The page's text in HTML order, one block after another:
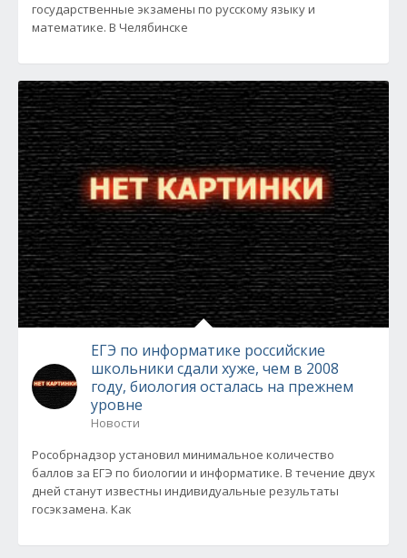
государственные экзамены по русскому языку и
математике. В Челябинске
ЕГЭ по информатике российские
школьники сдали хуже, чем в 2008
году, биология осталась на прежнем
уровне
Новости
Рособрнадзор установил минимальное количество
баллов за ЕГЭ по биологии и информатике. В течение двух
дней станут известны индивидуальные результаты
госэкзамена. Как